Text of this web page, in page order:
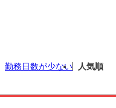
勤務日数が少ない 人気順